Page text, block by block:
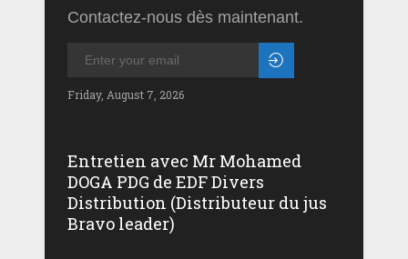
Contactez-nous dès maintenant.
Friday, August 7, 2026
Entretien avec Mr Mohamed
DOGA PDG de EDF Divers
Distribution (Distributeur du jus
Bravo leader)